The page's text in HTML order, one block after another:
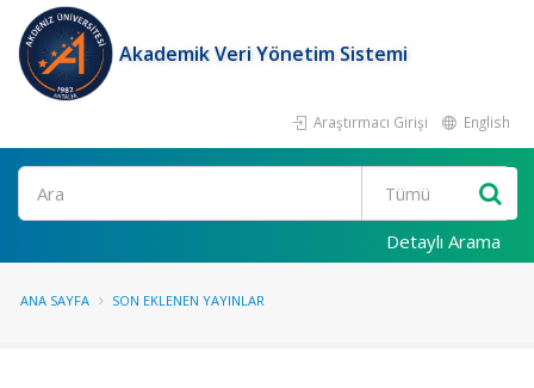
Akademik Veri Yönetim Sistemi
Araştırmacı Girişi English
Ara
Detaylı Arama
ANA SAYFA SON EKLENEN YAYINLAR